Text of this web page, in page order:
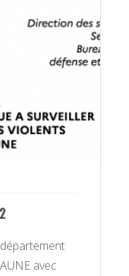
avec